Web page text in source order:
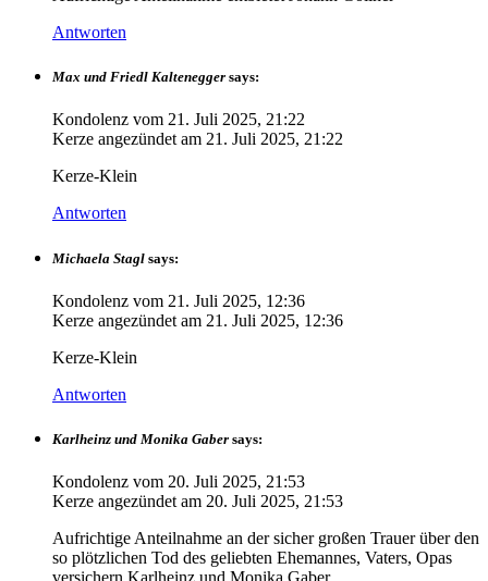
Antworten
Max und Friedl Kaltenegger says:
Kondolenz vom 21. Juli 2025, 21:22
Kerze angezündet am 21. Juli 2025, 21:22
Kerze-Klein
Antworten
Michaela Stagl says:
Kondolenz vom 21. Juli 2025, 12:36
Kerze angezündet am 21. Juli 2025, 12:36
Kerze-Klein
Antworten
Karlheinz und Monika Gaber says:
Kondolenz vom 20. Juli 2025, 21:53
Kerze angezündet am 20. Juli 2025, 21:53
Aufrichtige Anteilnahme an der sicher großen Trauer über den
so plötzlichen Tod des geliebten Ehemannes, Vaters, Opas
versichern Karlheinz und Monika Gaber